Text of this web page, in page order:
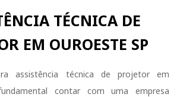
TÉCNICA DE
EM OUROESTE SP
assistência técnica de projetor em
contar com uma empresa